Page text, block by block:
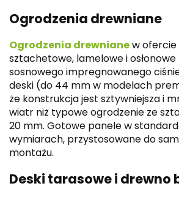
Ogrodzenia drewniane
Ogrodzenia drewnianew ofercie
sztachetowe, lamelowe i
sosnowego impregnowanego
deski (do 44 mm w modelach
że konstrukcja jest sztywniejsza i
wiatr niż typowe ogrodzenie ze
20 mm. Gotowe panele w
wymiarach, przystosowane do
montażu.
Deski tarasowe i drewno